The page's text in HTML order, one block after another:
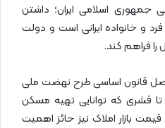
اساسی جمهوری اسلامی ایران؛ داشتن
و خانواده ایرانی است و دولت
فراهم کند.
قانون اساسی طرح نهضت ملی
قشری که توانایی تهیه مسکن
قیمت بازار املاک نیز حائز اهمیت